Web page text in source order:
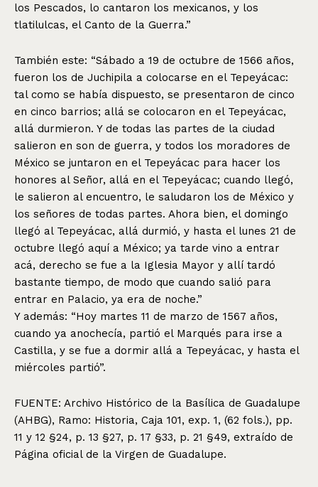
los Pescados, lo cantaron los mexicanos, y los
tlatilulcas, el Canto de la Guerra.”
También este: “Sábado a 19 de octubre de 1566 años,
fueron los de Juchipila a colocarse en el Tepeyácac:
tal como se había dispuesto, se presentaron de cinco
en cinco barrios; allá se colocaron en el Tepeyácac,
allá durmieron. Y de todas las partes de la ciudad
salieron en son de guerra, y todos los moradores de
México se juntaron en el Tepeyácac para hacer los
honores al Señor, allá en el Tepeyácac; cuando llegó,
le salieron al encuentro, le saludaron los de México y
los señores de todas partes. Ahora bien, el domingo
llegó al Tepeyácac, allá durmió, y hasta el lunes 21 de
octubre llegó aquí a México; ya tarde vino a entrar
acá, derecho se fue a la Iglesia Mayor y allí tardó
bastante tiempo, de modo que cuando salió para
entrar en Palacio, ya era de noche.”
Y además: “Hoy martes 11 de marzo de 1567 años,
cuando ya anochecía, partió el Marqués para irse a
Castilla, y se fue a dormir allá a Tepeyácac, y hasta el
miércoles partió”.
FUENTE: Archivo Histórico de la Basílica de Guadalupe
(AHBG), Ramo: Historia, Caja 101, exp. 1, (62 fols.), pp.
11 y 12 §24, p. 13 §27, p. 17 §33, p. 21 §49, extraído de
Página oficial de la Virgen de Guadalupe.